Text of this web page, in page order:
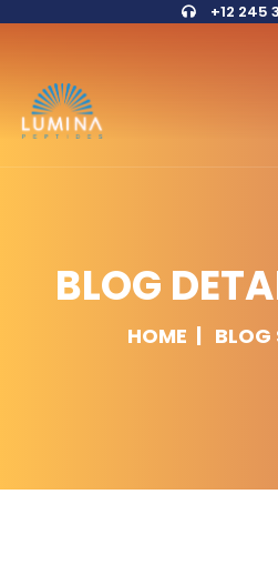
+12 245
BLOG
HOME BLOG